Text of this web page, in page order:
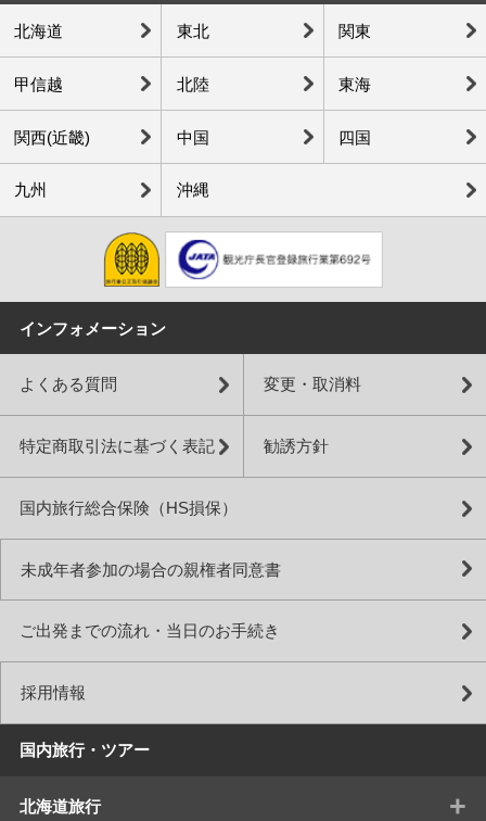
北海道 東北 関東
甲信越 北陸 東海
関西(近畿) 中国 四国
九州 沖縄
インフォメーション
よくある質問 変更・取消料
特定商取引法に基づく表記 勧誘方針
国内旅行総合保険（HS損保）
未成年者参加の場合の親権者同意書
ご出発までの流れ・当日のお手続き
採用情報
国内旅行・ツアー
北海道旅行 +